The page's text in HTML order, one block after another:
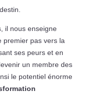
il nous enseigne
premier pas vers la
ses peurs et en
un membre des
le potentiel énorme